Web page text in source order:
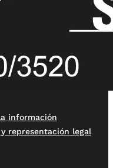
información
representación legal